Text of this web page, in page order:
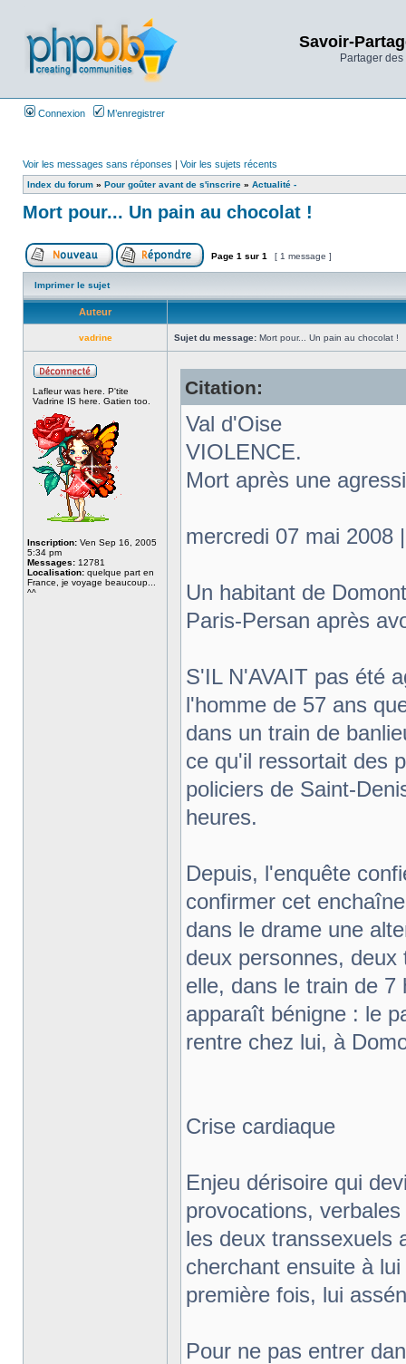
Savoir-
Partager
Connexion M’enregistrer
Voir les messages sans réponses | Voir les sujets récents
Index du forum » Pour goûter avant de s'inscrire » Actualité -
Mort pour... Un pain au chocolat !
Page 1 sur 1 [ 1 message ]
Imprimer le sujet
Auteur
vadrine Sujet du message: Mort pour... Un pain au chocolat !
Lafleur was here. P'tite
Vadrine IS here. Gatien too.
Inscription: Ven Sep 16, 2005
5:34 pm
Messages: 12781
Localisation: quelque part en
France, je voyage beaucoup...
^^
Citation:
Val d'Oise
VIOLENCE.
Mort après une
mercredi 07 mai 2008
Un habitant de
Paris-Persan après
S'IL N'AVAIT pas été
l'homme de 57 ans
dans un train de
ce qu'il ressortait des
policiers de Saint-
heures.
Depuis, l'enquête
confirmer cet
dans le drame une
deux personnes,
elle, dans le train de 7
apparaît bénigne : le
rentre chez lui, à
Crise cardiaque
Enjeu dérisoire qui
provocations,
les deux transsexuels
cherchant ensuite à
première fois, lui
Pour ne pas entrer